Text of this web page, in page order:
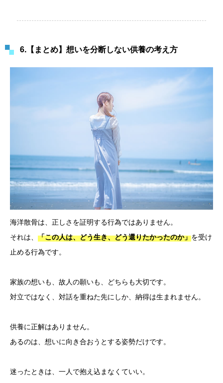
6.【まとめ】想いを分断しない供養の考え方
海洋散骨は、正しさを証明する行為ではありません。
それは、 「この人は、どう生き、どう還りたかったのか」を受け
止める行為です。
家族の想いも、故人の願いも、どちらも大切です。
対立ではなく、対話を重ねた先にしか、納得は生まれません。
供養に正解はありません。
あるのは、想いに向き合おうとする姿勢だけです。
迷ったときは、一人で抱え込まなくていい。